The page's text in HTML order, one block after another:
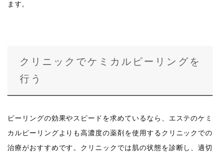
ます。
クリニックでケミカルピーリングを
行う
ピーリングの効果やスピードを求めているなら、エステのケミ
カルピーリングよりも高濃度の薬剤を使用するクリニックでの
治療がおすすめです。クリニックでは肌の状態を診断し、適切